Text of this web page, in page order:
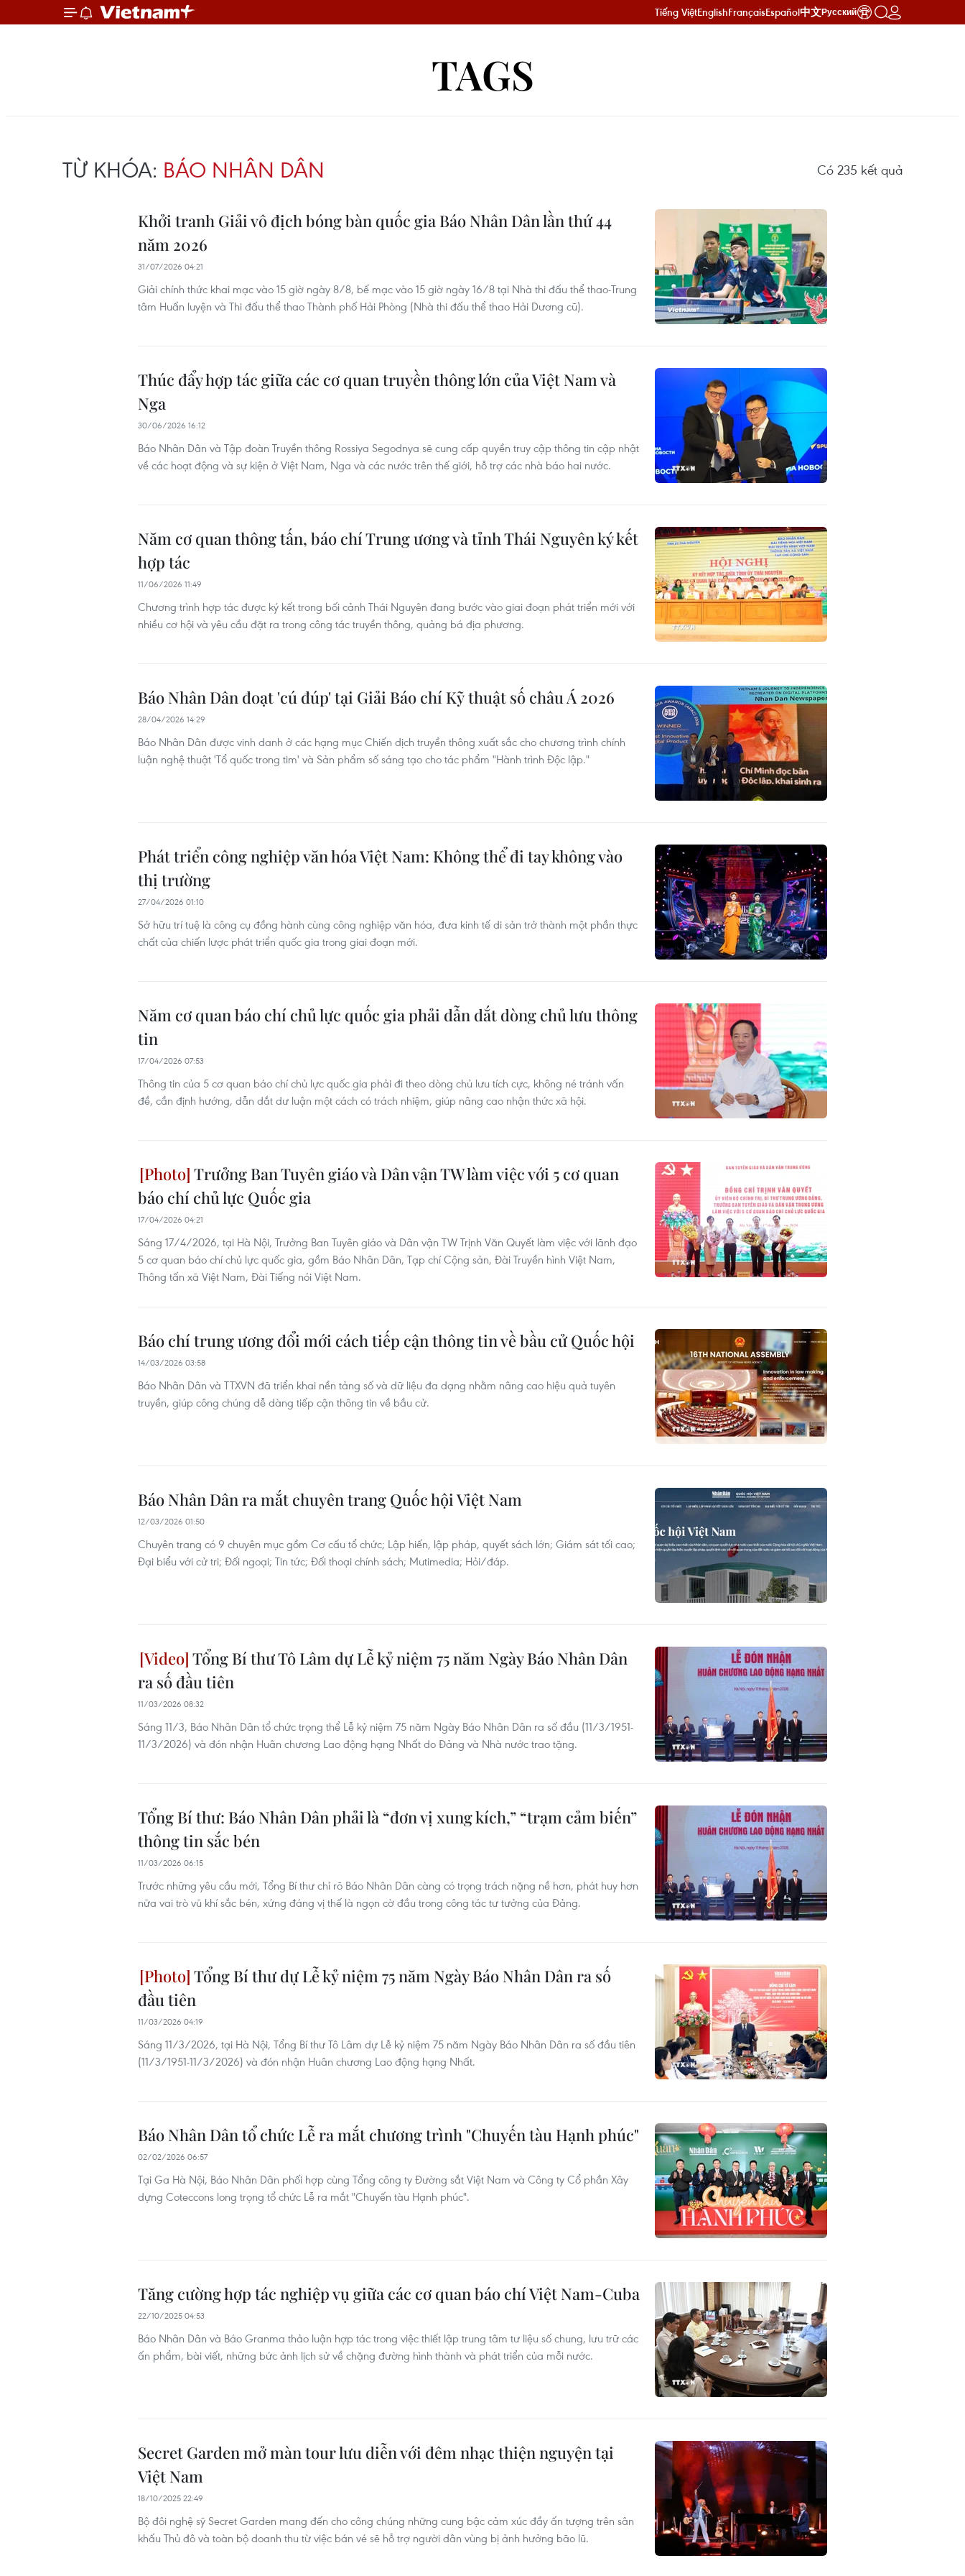
Tiếng ViệtEnglishFrançaisEspañol中文Русский
TAGS
TỪ KHÓA: BÁO NHÂN DÂN Có 235 kết quả
Khởi tranh Giải vô địch bóng bàn quốc gia Báo Nhân Dân lần thứ 44
năm 2026
31/07/2026 04:21
Giải chính thức khai mạc vào 15 giờ ngày 8/8, bế mạc vào 15 giờ ngày 16/8 tại Nhà thi đấu thể thao-Trung
tâm Huấn luyện và Thi đấu thể thao Thành phố Hải Phòng (Nhà thi đấu thể thao Hải Dương cũ).
Thúc đẩy hợp tác giữa các cơ quan truyền thông lớn của Việt Nam và
Nga
30/06/2026 16:12
Báo Nhân Dân và Tập đoàn Truyền thông Rossiya Segodnya sẽ cung cấp quyền truy cập thông tin cập nhật
về các hoạt động và sự kiện ở Việt Nam, Nga và các nước trên thế giới, hỗ trợ các nhà báo hai nước.
Năm cơ quan thông tấn, báo chí Trung ương và tỉnh Thái Nguyên ký kết
hợp tác
11/06/2026 11:49
Chương trình hợp tác được ký kết trong bối cảnh Thái Nguyên đang bước vào giai đoạn phát triển mới với
nhiều cơ hội và yêu cầu đặt ra trong công tác truyền thông, quảng bá địa phương.
Báo Nhân Dân đoạt 'cú đúp' tại Giải Báo chí Kỹ thuật số châu Á 2026
28/04/2026 14:29
Báo Nhân Dân được vinh danh ở các hạng mục Chiến dịch truyền thông xuất sắc cho chương trình chính
luận nghệ thuật 'Tổ quốc trong tim' và Sản phẩm số sáng tạo cho tác phẩm "Hành trình Độc lập."
Phát triển công nghiệp văn hóa Việt Nam: Không thể đi tay không vào
thị trường
27/04/2026 01:10
Sở hữu trí tuệ là công cụ đồng hành cùng công nghiệp văn hóa, đưa kinh tế di sản trở thành một phần thực
chất của chiến lược phát triển quốc gia trong giai đoạn mới.
Năm cơ quan báo chí chủ lực quốc gia phải dẫn dắt dòng chủ lưu thông
tin
17/04/2026 07:53
Thông tin của 5 cơ quan báo chí chủ lực quốc gia phải đi theo dòng chủ lưu tích cực, không né tránh vấn
đề, cần định hướng, dẫn dắt dư luận một cách có trách nhiệm, giúp nâng cao nhận thức xã hội.
Trưởng Ban Tuyên giáo và Dân vận TW làm việc với 5 cơ quan
báo chí chủ lực Quốc gia
17/04/2026 04:21
Sáng 17/4/2026, tại Hà Nội, Trưởng Ban Tuyên giáo và Dân vận TW Trịnh Văn Quyết làm việc với lãnh đạo
5 cơ quan báo chí chủ lực quốc gia, gồm Báo Nhân Dân, Tạp chí Cộng sản, Đài Truyền hình Việt Nam,
Thông tấn xã Việt Nam, Đài Tiếng nói Việt Nam.
Báo chí trung ương đổi mới cách tiếp cận thông tin về bầu cử Quốc hội
14/03/2026 03:58
Báo Nhân Dân và TTXVN đã triển khai nền tảng số và dữ liệu đa dạng nhằm nâng cao hiệu quả tuyên
truyền, giúp công chúng dễ dàng tiếp cận thông tin về bầu cử.
Báo Nhân Dân ra mắt chuyên trang Quốc hội Việt Nam
12/03/2026 01:50
Chuyên trang có 9 chuyên mục gồm Cơ cấu tổ chức; Lập hiến, lập pháp, quyết sách lớn; Giám sát tối cao;
Đại biểu với cử tri; Đối ngoại; Tin tức; Đối thoại chính sách; Mutimedia; Hỏi/đáp.
Tổng Bí thư Tô Lâm dự Lễ kỷ niệm 75 năm Ngày Báo Nhân Dân
ra số đầu tiên
11/03/2026 08:32
Sáng 11/3, Báo Nhân Dân tổ chức trọng thể Lễ kỷ niệm 75 năm Ngày Báo Nhân Dân ra số đầu (11/3/1951-
11/3/2026) và đón nhận Huân chương Lao động hạng Nhất do Đảng và Nhà nước trao tặng.
Tổng Bí thư: Báo Nhân Dân phải là “đơn vị xung kích,” “trạm cảm biến”
thông tin sắc bén
11/03/2026 06:15
Trước những yêu cầu mới, Tổng Bí thư chỉ rõ Báo Nhân Dân càng có trọng trách nặng nề hơn, phát huy hơn
nữa vai trò vũ khí sắc bén, xứng đáng vị thế là ngọn cờ đầu trong công tác tư tưởng của Đảng.
Tổng Bí thư dự Lễ kỷ niệm 75 năm Ngày Báo Nhân Dân ra số
đầu tiên
11/03/2026 04:19
Sáng 11/3/2026, tại Hà Nội, Tổng Bí thư Tô Lâm dự Lễ kỷ niệm 75 năm Ngày Báo Nhân Dân ra số đầu tiên
(11/3/1951-11/3/2026) và đón nhận Huân chương Lao động hạng Nhất.
Báo Nhân Dân tổ chức Lễ ra mắt chương trình "Chuyến tàu Hạnh phúc"
02/02/2026 06:57
Tại Ga Hà Nội, Báo Nhân Dân phối hợp cùng Tổng công ty Đường sắt Việt Nam và Công ty Cổ phần Xây
dựng Coteccons long trọng tổ chức Lễ ra mắt "Chuyến tàu Hạnh phúc".
Tăng cường hợp tác nghiệp vụ giữa các cơ quan báo chí Việt Nam-Cuba
22/10/2025 04:53
Báo Nhân Dân và Báo Granma thảo luận hợp tác trong việc thiết lập trung tâm tư liệu số chung, lưu trữ các
ấn phẩm, bài viết, những bức ảnh lịch sử về chặng đường hình thành và phát triển của mỗi nước.
Secret Garden mở màn tour lưu diễn với đêm nhạc thiện nguyện tại
Việt Nam
18/10/2025 22:49
Bộ đôi nghệ sỹ Secret Garden mang đến cho công chúng những cung bậc cảm xúc đầy ấn tượng trên sân
khấu Thủ đô và toàn bộ doanh thu từ việc bán vé sẽ hỗ trợ người dân vùng bị ảnh hưởng bão lũ.